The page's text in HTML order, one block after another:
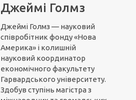
Джеймі Голмз
Джеймі Голмз — науковий
співробітник фонду «Нова
Америка» і колишній
науковий координатор
економічного факультету
Гарвардського університету.
Здобув ступінь магістра з